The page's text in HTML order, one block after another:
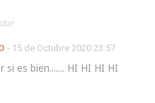
- 15 de Octubre 2020 23:57
si es bien....... HI HI HI HI